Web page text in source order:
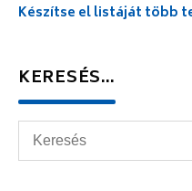
Készítse el listáját több
KERESÉS…